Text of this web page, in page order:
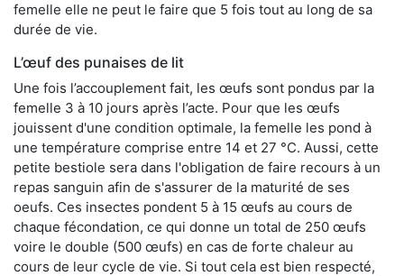
femelle elle ne peut le faire que 5 fois tout au long de sa
durée de vie.
L’œuf des punaises de lit
Une fois l’accouplement fait, les œufs sont pondus par la
femelle 3 à 10 jours après l’acte. Pour que les œufs
jouissent d'une condition optimale, la femelle les pond à
une température comprise entre 14 et 27 °C. Aussi, cette
petite bestiole sera dans l'obligation de faire recours à un
repas sanguin afin de s'assurer de la maturité de ses
oeufs. Ces insectes pondent 5 à 15 œufs au cours de
chaque fécondation, ce qui donne un total de 250 œufs
voire le double (500 œufs) en cas de forte chaleur au
cours de leur cycle de vie. Si tout cela est bien respecté,